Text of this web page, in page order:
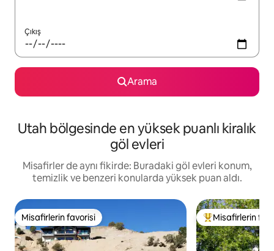
Çıkış
Arama
Utah bölgesinde en yüksek puanlı kiralık
göl evleri
Misafirler de aynı fikirde: Buradaki göl evleri konum,
temizlik ve benzeri konularda yüksek puan aldı.
Misafirlerin favorisi
Misafirlerin favorisi Misafirlerin
Misafirlerin